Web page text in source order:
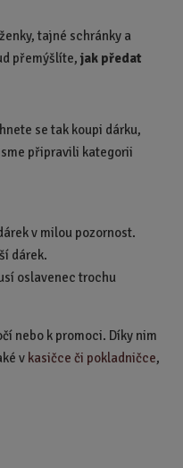
tajné schránky a
přemýšlíte,jak předat
se tak koupi dárku,
připravili kategorii
v milou pozornost.
dárek.
oslavenec trochu
nebo k promoci. Díky nim
v kasičce či pokladničce,